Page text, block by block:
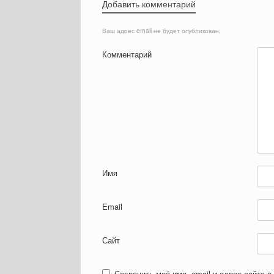
Добавить комментарий
Ваш адрес email не будет опубликован.
Комментарий
Имя
Email
Сайт